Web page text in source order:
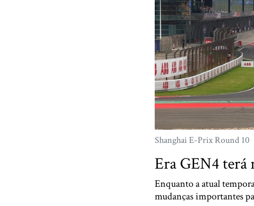
Shanghai E-Prix Round 10
Era GEN4 terá
Enquanto a atual
mudanças importantes